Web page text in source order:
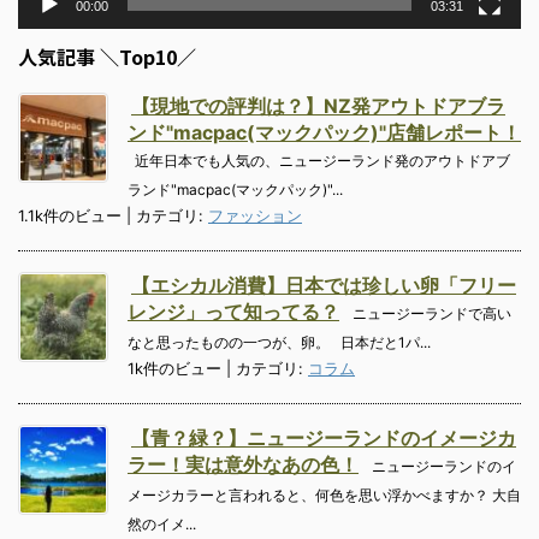
00:00 03:31
人気記事 ＼Top10／
【現地での評判は？】NZ発アウトドアブラ
ンド"macpac(マックパック)"店舗レポート！
近年日本でも人気の、ニュージーランド発のアウトドアブ
ランド"macpac(マックパック)"...
1.1k件のビュー
カテゴリ: ファッション
【エシカル消費】日本では珍しい卵「フリー
レンジ」って知ってる？
ニュージーランドで高い
なと思ったものの一つが、卵。 日本だと1パ...
1k件のビュー
カテゴリ: コラム
【青？緑？】ニュージーランドのイメージカ
ラー！実は意外なあの色！
ニュージーランドのイ
メージカラーと言われると、何色を思い浮かべますか？ 大自
然のイメ...